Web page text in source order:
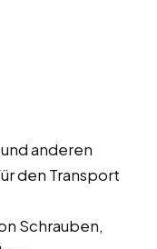
anderen
den Transport
Schrauben,